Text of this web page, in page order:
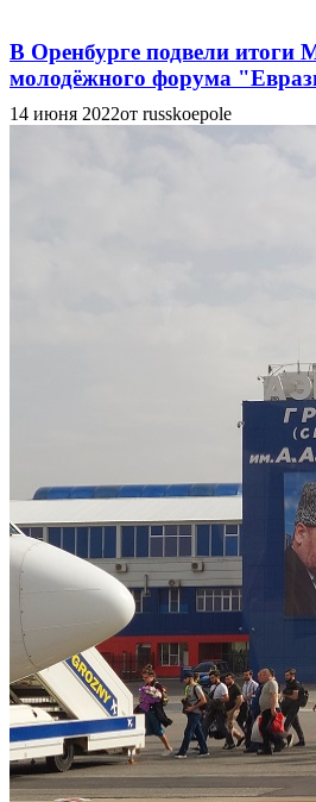
В Оренбурге подвели итоги
молодёжного форума
14 июня 2022от russkoepole